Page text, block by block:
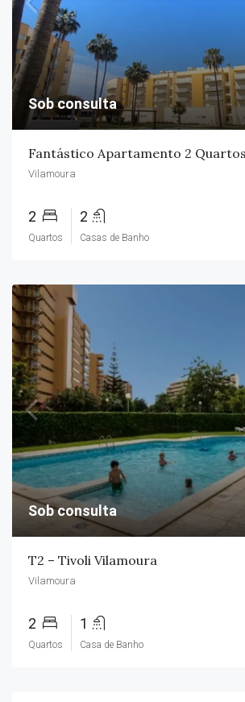
Sob consulta
Vilamoura
2
Quartos
2
Casas de Banho
Sob consulta
T2 – Tivoli Vilamoura
Vilamoura
2
Quartos
1
Casa de Banho